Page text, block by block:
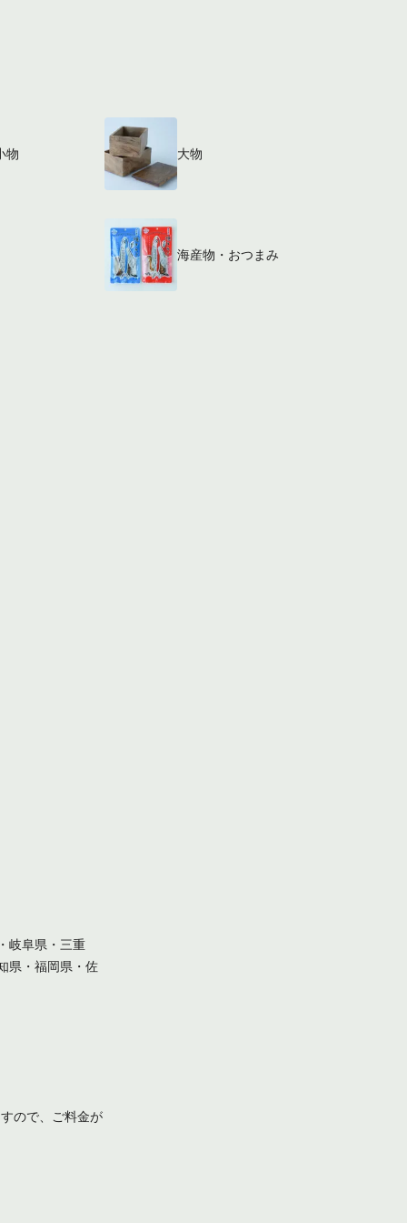
物 大物
海産物・おつまみ
岐阜県・三重
県・福岡県・佐
ので、ご料金が